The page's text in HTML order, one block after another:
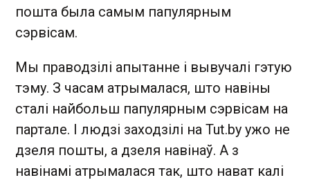
пошта была самым папулярным
сэрвісам.
Мы праводзілі апытанне і вывучалі гэтую
тэму. З часам атрымалася, што навіны
сталі найбольш папулярным сэрвісам на
партале. І людзі заходзілі на Tut.by ужо не
дзеля пошты, а дзеля навінаў. А з
навінамі атрымалася так, што нават калі